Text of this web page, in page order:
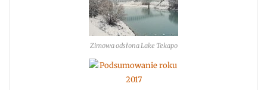
Zimowa odsłona Lake Tekapo